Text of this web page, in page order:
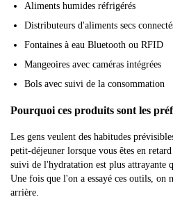
Aliments humides réfrigérés
Distributeurs d'aliments secs
Fontaines à eau Bluetooth ou RFID
Mangeoires avec caméras intégrées
Bols avec suivi de la consommation
Pourquoi ces produits sont les
Les gens veulent des habitudes
petit-déjeuner lorsque vous êtes en
suivi de l'hydratation est plus attrayante
Une fois que l'on a essayé ces outils, on
arrière.